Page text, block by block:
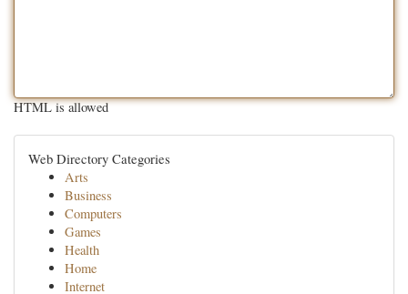
HTML is allowed
Web Directory Categories
Arts
Business
Computers
Games
Health
Home
Internet